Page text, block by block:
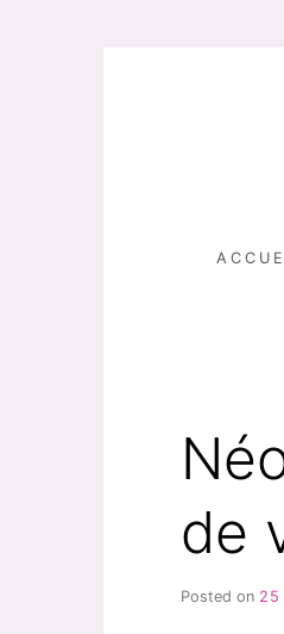
de
Posted on 25